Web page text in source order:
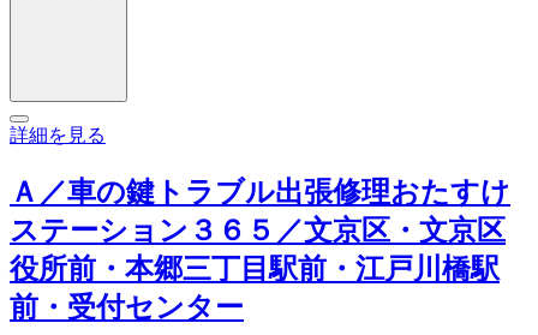
詳細を見る
Ａ／車の鍵トラブル出張修理おたすけ
ステーション３６５／文京区・文京区
役所前・本郷三丁目駅前・江戸川橋駅
前・受付センター